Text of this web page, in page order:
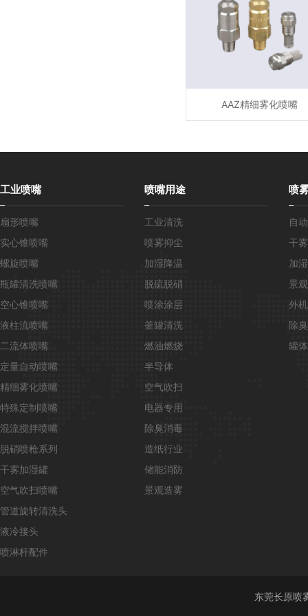
AAZ精细雾化喷嘴
工业喷嘴
扇形喷嘴
实心锥喷嘴
螺旋喷嘴
瓶罐清洗喷嘴
空心锥喷嘴
液柱流喷嘴
二流体喷嘴
定量自动喷嘴
精细雾化喷嘴
特殊定制喷嘴
混流搅拌喷嘴
脱硝喷枪系列
干雾加湿罐
空气吹扫喷嘴
管道旋转清洗头
液冷接头
喷淋杆配件
喷嘴用途
工业清洗
喷雾抑尘
加湿降温
脱硫脱硝
喷涂涂层
釜罐清洗
燃油燃烧
半导体
空气吹扫
电器专用
除臭消毒
造纸行业
储能消防
景观造雾
喷
自
干
加
景
外
除
罐
东莞长原喷